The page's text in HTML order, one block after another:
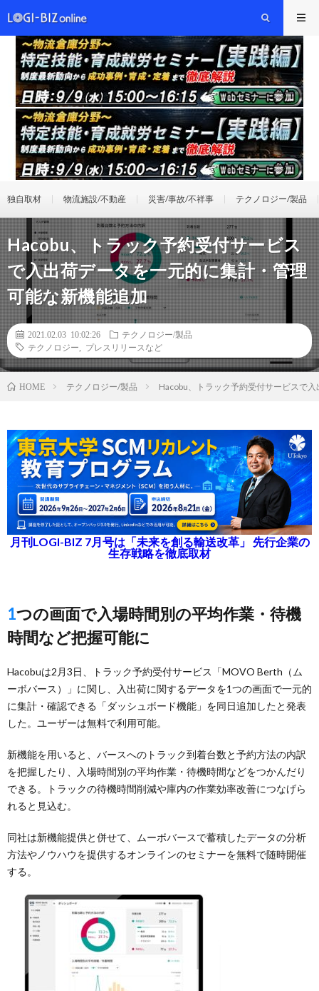
独自取材 物流施設/不動産 災害/事故/不祥事 テクノロジー/製品
Hacobu、トラック予約受付サービス
で入出荷データを一元的に集計・管理
可能な新機能追加
2021.02.03 10:02:26
テクノロジー/製品
テクノロジー
プレスリリースなど
HOME テクノロジー/製品 Hacobu、トラック予約受付サービスで
月刊LOGI-BIZ 7月号は「未来を創る輸送改革」 先行企業の
生存戦略を徹底取材
1つの画面で入場時間別の平均作業・待機
時間など把握可能に
Hacobuは2月3日、トラック予約受付サービス「MOVO Berth（ム
ーボバース）」に関し、入出荷に関するデータを1つの画面で一元的
に集計・確認できる「ダッシュボード機能」を同日追加したと発表
した。ユーザーは無料で利用可能。
新機能を用いると、バースへのトラック到着台数と予約方法の内訳
を把握したり、入場時間別の平均作業・待機時間などをつかんだり
できる。トラックの待機時間削減や庫内の作業効率改善につなげら
れると見込む。
同社は新機能提供と併せて、ムーボバースで蓄積したデータの分析
方法やノウハウを提供するオンラインのセミナーを無料で随時開催
する。